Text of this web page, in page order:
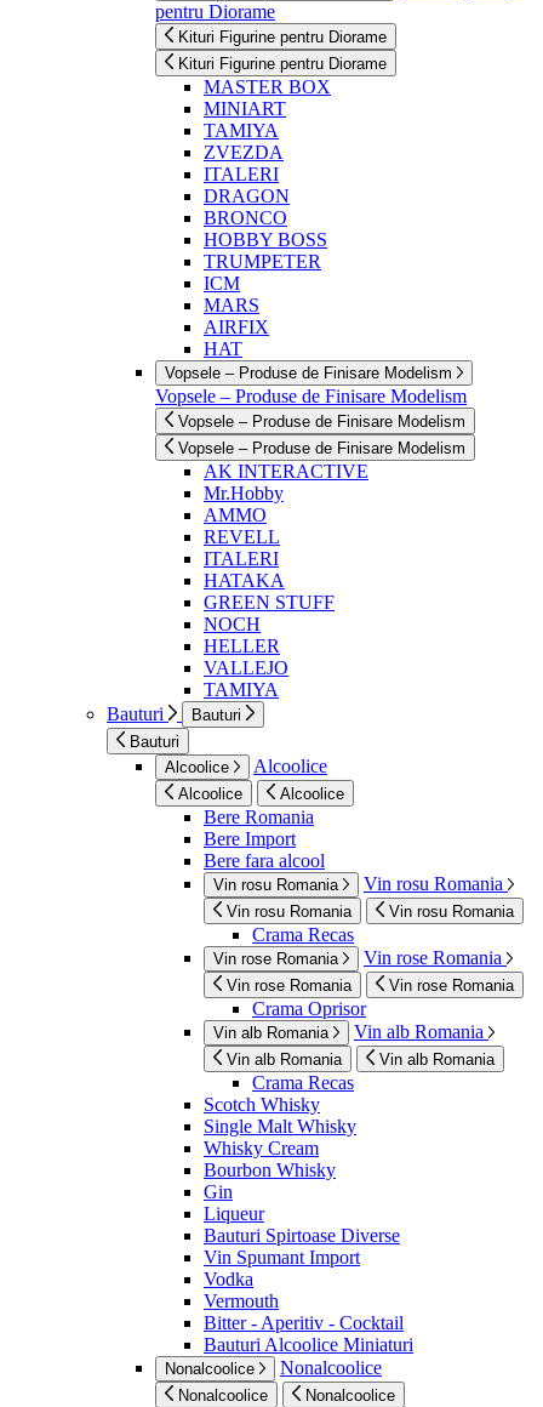
pentru Diorame
Kituri Figurine pentru Diorame
Kituri Figurine pentru Diorame
MASTER BOX
MINIART
TAMIYA
ZVEZDA
ITALERI
DRAGON
BRONCO
HOBBY BOSS
TRUMPETER
ICM
MARS
AIRFIX
HAT
Vopsele – Produse de Finisare Modelism
Vopsele – Produse de Finisare Modelism
Vopsele – Produse de Finisare Modelism
Vopsele – Produse de Finisare Modelism
AK INTERACTIVE
Mr.Hobby
AMMO
REVELL
ITALERI
HATAKA
GREEN STUFF
NOCH
HELLER
VALLEJO
TAMIYA
Bauturi
Bauturi
Bauturi
Alcoolice
Alcoolice
Alcoolice Alcoolice
Bere Romania
Bere Import
Bere fara alcool
Vin rosu Romania Vin rosu Romania
Vin rosu Romania Vin rosu Romania
Crama Recas
Vin rose Romania Vin rose Romania
Vin rose Romania Vin rose Romania
Crama Oprisor
Vin alb Romania Vin alb Romania
Vin alb Romania Vin alb Romania
Crama Recas
Scotch Whisky
Single Malt Whisky
Whisky Cream
Bourbon Whisky
Gin
Liqueur
Bauturi Spirtoase Diverse
Vin Spumant Import
Vodka
Vermouth
Bitter - Aperitiv - Cocktail
Bauturi Alcoolice Miniaturi
Nonalcoolice Nonalcoolice
Nonalcoolice Nonalcoolice